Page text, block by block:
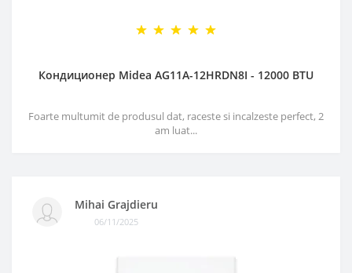
Кондиционер Midea AG11A-12HRDN8I - 12000 BTU
Foarte multumit de produsul dat, raceste si incalzeste perfect, 2
am luat...
Mihai Grajdieru
06/11/2025